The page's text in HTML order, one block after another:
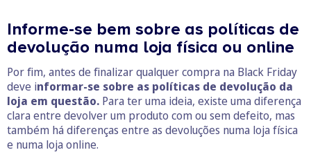
Informe-se bem sobre as políticas de
devolução numa loja física ou online
Por fim, antes de finalizar qualquer compra na Black Friday
deve informar-se sobre as políticas de devolução da
loja em questão. Para ter uma ideia, existe uma diferença
clara entre devolver um produto com ou sem defeito, mas
também há diferenças entre as devoluções numa loja física
e numa loja online.